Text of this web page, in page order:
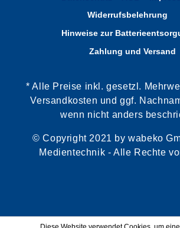
Widerrufsbelehrung
Hinweise zur
Zahlung und Versand
* Alle Preise inkl. gesetzl.
Versandkosten und ggf.
wenn nicht anders
© Copyright 2021 by wabeko
Medientechnik - Alle Rechte